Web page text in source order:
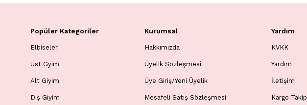
Popüler Kategoriler
Elbiseler
Üst Gyim
Alt Giyim
Dış Giyim
Kurumsal
Hakkımızda
Üyelik Sözleşmesi
Üye Giriş/Yeni Üyelik
Mesafeli Satış Sözleşmesi
Yardım
KVKK
Yardım
İletişim
Kargo Takip